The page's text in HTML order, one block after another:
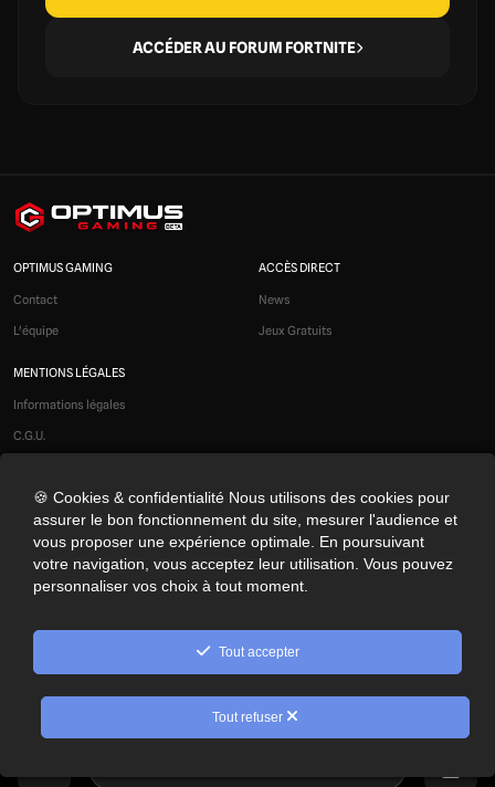
ACCÉDER AU FORUM FORTNITE
OPTIMUS GAMING
Contact
L'équipe
ACCÈS DIRECT
News
Jeux Gratuits
MENTIONS LÉGALES
Informations légales
C.G.U.
Modération
Confidentialité
Cookies
Préférences cookies
NOS RÉSEAUX SOCIAUX
© 2026 Optimus Gaming. Tous droits réservés.
🍪 Cookies & confidentialité Nous utilisons des cookies pour
assurer le bon fonctionnement du site, mesurer l'audience et
vous proposer une expérience optimale. En poursuivant
votre navigation, vous acceptez leur utilisation. Vous pouvez
personnaliser vos choix à tout moment.
Tout accepter
Tout refuser